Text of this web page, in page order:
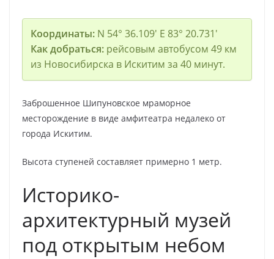
Координаты:N 54° 36.109′ E 83° 20.731′
Как добраться:рейсовым автобусом 49 км
из Новосибирска в Искитим за 40 минут.
Заброшенное Шипуновское мраморное
месторождение в виде амфитеатра недалеко от
города Искитим.
Высота ступеней составляет примерно 1 метр.
Историко-
архитектурный музей
под открытым небом